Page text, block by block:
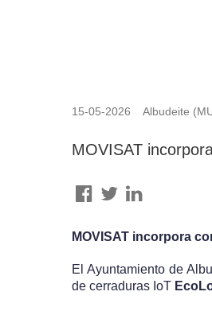
15-05-2026 Albudeite
MOVISAT
MOVISAT incorpora
El Ayuntamiento de
de cerraduras IoT